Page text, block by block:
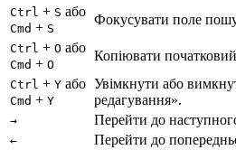
Ctrl + S або
Cmd + S
Фокусувати поле
Ctrl + O або
Cmd + O
Копіювати
Ctrl + Y або
Cmd + Y
Увімкнути або
редагування».
→ Перейти до
← Перейти до